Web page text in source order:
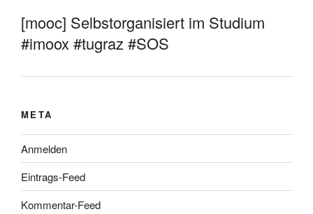
[mooc] Selbstorganisiert im Studium
#imoox #tugraz #SOS
META
Anmelden
Eintrags-Feed
Kommentar-Feed